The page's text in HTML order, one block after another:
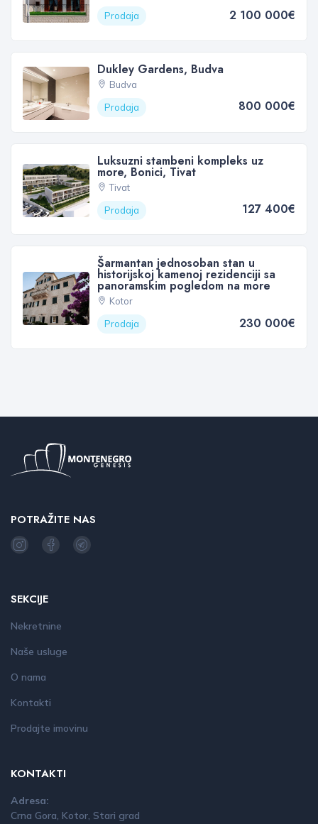
Prodaja
2 100 000€
Dukley Gardens, Budva
Budva
Prodaja
800 000€
Luksuzni stambeni kompleks uz
more, Bonici, Tivat
Tivat
Prodaja
127 400€
Šarmantan jednosoban stan u
historijskoj kamenoj rezidenciji sa
panoramskim pogledom na more
Kotor
Prodaja
230 000€
POTRAŽITE NAS
SEKCIJE
Nekretnine
Naše usluge
O nama
Kontakti
Prodajte imovinu
KONTAKTI
Adresa:
Crna Gora, Kotor, Stari grad